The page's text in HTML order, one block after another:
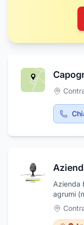
Azienda
agrumi